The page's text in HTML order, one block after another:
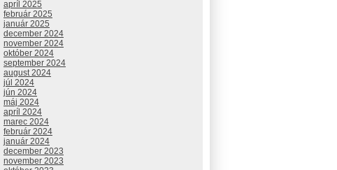
apríl 2025
február 2025
január 2025
december 2024
november 2024
október 2024
september 2024
august 2024
júl 2024
jún 2024
máj 2024
apríl 2024
marec 2024
február 2024
január 2024
december 2023
november 2023